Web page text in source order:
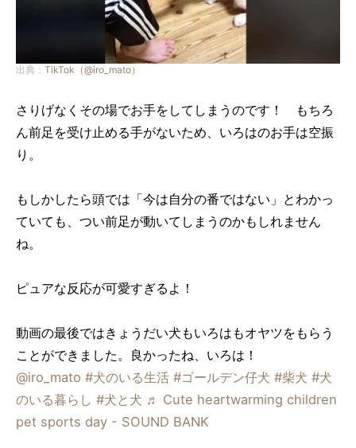
出典： TikTok（@iro_mato）
さりげなくその場でお手をしてしまうのです！ もちろ
ん前足を受け止める手がないため、いろはのお手は空振
り。
もしかしたら頭では「今は自分の番ではない」とわかっ
ていても、つい前足が動いてしまうのかもしれません
ね。
ピュアな反応が可愛すぎるよ！
動画の最後ではきょうだい犬もいろはもオヤツをもらう
ことができました。良かったね、いろは！
@iro_mato #犬のいる生活 #ゴールデン仔犬 #柴犬 #犬
のいる暮らし #犬と犬 ♬ Cute heartwarming children
pet sports day - SOUND BANK